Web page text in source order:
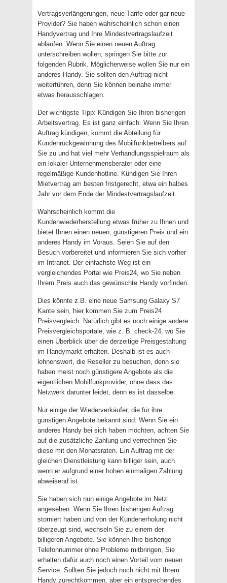
Vertragsverlängerungen, neue Tarife oder gar neue
Provider? Sie haben wahrscheinlich schon einen
Handyvertrag und Ihre Mindestvertragslaufzeit
ablaufen. Wenn Sie einen neuen Auftrag
unterschreiben wollen, springen Sie bitte zur
folgenden Rubrik. Möglicherweise wollen Sie nur ein
anderes Handy. Sie sollten den Auftrag nicht
weiterführen, denn Sie können beinahe immer
etwas herausschlagen.
Der wichtigste Tipp: Kündigen Sie Ihren bisherigen
Arbeitsvertrag. Es ist ganz einfach: Wenn Sie Ihren
Auftrag kündigen, kommt die Abteilung für
Kundenrückgewinnung des Mobilfunkbetreibers auf
Sie zu und hat viel mehr Verhandlungsspielraum als
ein lokaler Unternehmensberater oder eine
regelmäßige Kundenhotline. Kündigen Sie Ihren
Mietvertrag am besten fristgerecht, etwa ein halbes
Jahr vor dem Ende der Mindestvertragslaufzeit.
Wahrscheinlich kommt die
Kundenwiederherstellung etwas früher zu Ihnen und
bietet Ihnen einen neuen, günstigeren Preis und ein
anderes Handy im Voraus. Seien Sie auf den
Besuch vorbereitet und informieren Sie sich vorher
im Intranet. Der einfachste Weg ist ein
vergleichendes Portal wie Preis24, wo Sie neben
Ihrem Preis auch das gewünschte Handy vorfinden.
Dies könnte z.B. eine neue Samsung Galaxy S7
Kante sein, hier kommen Sie zum Preis24
Preisvergleich. Natürlich gibt es noch einige andere
Preisvergleichsportale, wie z. B. check-24, wo Sie
einen Überblick über die derzeitige Preisgestaltung
im Handymarkt erhalten. Deshalb ist es auch
lohnenswert, die Reseller zu besuchen, denn sie
haben meist noch günstigere Angebote als die
eigentlichen Mobilfunkprovider, ohne dass das
Netzwerk darunter leidet, denn es ist dasselbe.
Nur einige der Wiederverkäufer, die für ihre
günstigen Angebote bekannt sind: Wenn Sie ein
anderes Handy bei sich haben möchten, achten Sie
auf die zusätzliche Zahlung und verrechnen Sie
diese mit den Monatsraten. Ein Auftrag mit der
gleichen Dienstleistung kann billiger sein, auch
wenn er aufgrund einer hohen einmaligen Zahlung
abweisend ist.
Sie haben sich nun einige Angebote im Netz
angesehen. Wenn Sie Ihren bisherigen Auftrag
storniert haben und von der Kundenerholung nicht
überzeugt sind, wechseln Sie zu einem der
billigeren Angebote. Sie können Ihre bisherige
Telefonnummer ohne Probleme mitbringen, Sie
erhalten dafür auch noch einen Vorteil vom neuen
Service. Sollten Sie jedoch noch nicht mit Ihrem
Handy zurechtkommen, aber ein entsprechendes